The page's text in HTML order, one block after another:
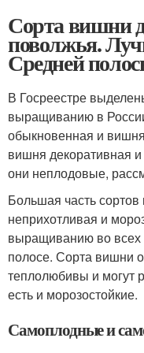
Сорта вишни
поволжья.
Средней
В Госреестре
выращиванию в
обыкновенная и
вишня декоративная
они неплодовые,
Большая часть
неприхотливая и
выращиванию во всех
полосе. Сорта вишни
теплолюбивы и могут
есть и морозостойкие.
Самоплодные и